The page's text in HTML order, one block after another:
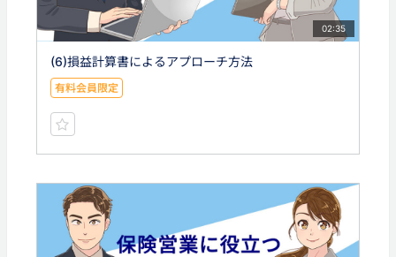
02:35
(6)損益計算書によるアプローチ方法
有料会員限定